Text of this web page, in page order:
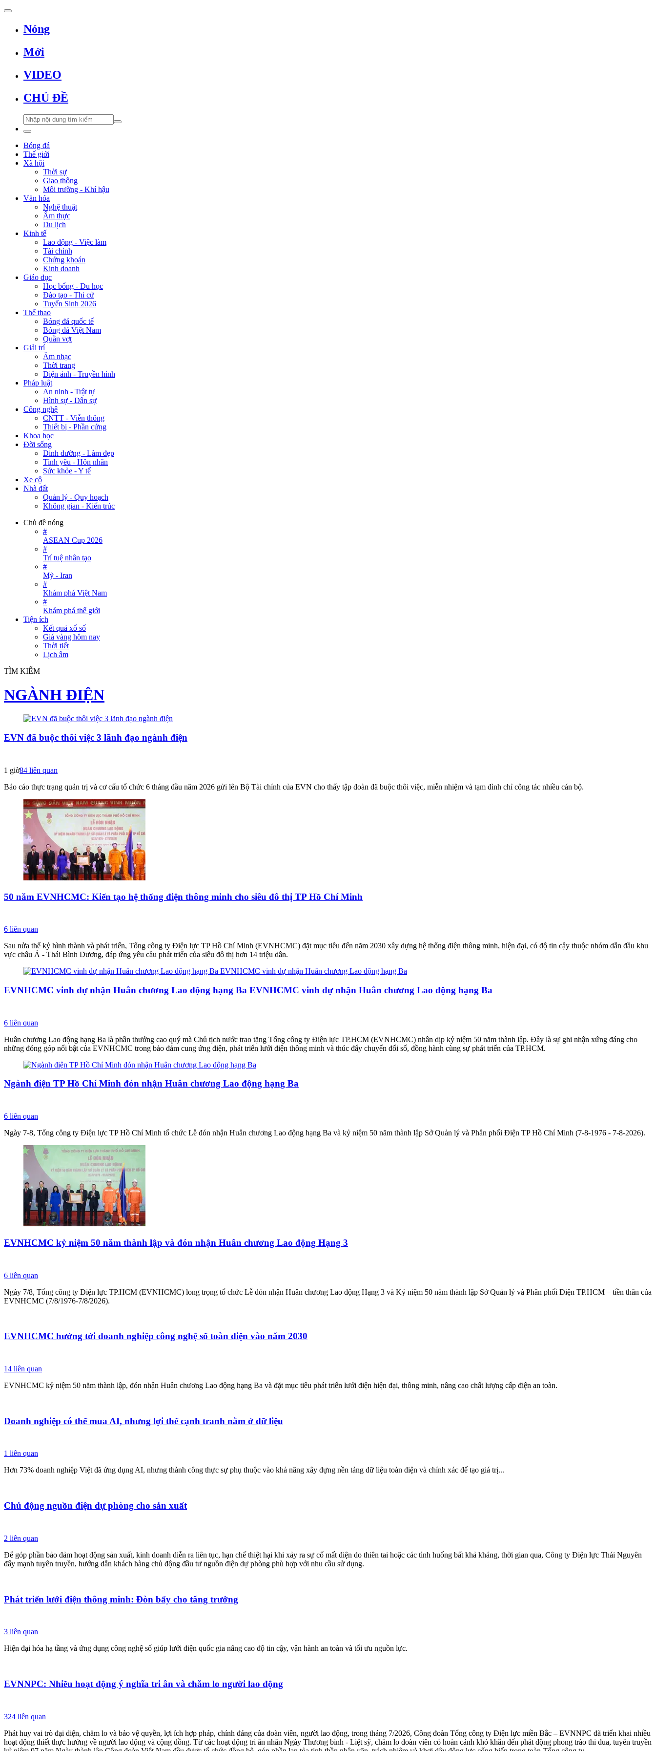
Nóng
Mới
VIDEO
CHỦ ĐỀ
Bóng đá
Thế giới
Xã hội
Thời sự
Giao thông
Môi trường - Khí hậu
Văn hóa
Nghệ thuật
Ẩm thực
Du lịch
Kinh tế
Lao động - Việc làm
Tài chính
Chứng khoán
Kinh doanh
Giáo dục
Học bổng - Du học
Đào tạo - Thi cử
Tuyển Sinh 2026
Thể thao
Bóng đá quốc tế
Bóng đá Việt Nam
Quần vợt
Giải trí
Âm nhạc
Thời trang
Điện ảnh - Truyền hình
Pháp luật
An ninh - Trật tự
Hình sự - Dân sự
Công nghệ
CNTT - Viễn thông
Thiết bị - Phần cứng
Khoa học
Đời sống
Dinh dưỡng - Làm đẹp
Tình yêu - Hôn nhân
Sức khỏe - Y tế
Xe cộ
Nhà đất
Quản lý - Quy hoạch
Không gian - Kiến trúc
Chủ đề nóng
#
ASEAN Cup 2026
#
Trí tuệ nhân tạo
#
Mỹ - Iran
#
Khám phá Việt Nam
#
Khám phá thế giới
Tiện ích
Kết quả xổ số
Giá vàng hôm nay
Thời tiết
Lịch âm
TÌM KIẾM
NGÀNH ĐIỆN
EVN đã buộc thôi việc 3 lãnh đạo ngành điện
1 giờ84 liên quan
Báo cáo thực trạng quản trị và cơ cấu tổ chức 6 tháng đầu năm 2026 gửi lên Bộ Tài chính của EVN cho thấy tập đoàn đã buộc thôi việc, miễn nhiệm và tạm đình chỉ công tác nhiều cán bộ.
50 năm EVNHCMC: Kiến tạo hệ thống điện thông minh cho siêu đô thị TP Hồ Chí Minh
6 liên quan
Sau nửa thế kỷ hình thành và phát triển, Tổng công ty Điện lực TP Hồ Chí Minh (EVNHCMC) đặt mục tiêu đến năm 2030 xây dựng hệ thống điện thông minh, hiện đại, có độ tin cậy thuộc nhóm dẫn đầu khu
vực châu Á - Thái Bình Dương, đáp ứng yêu cầu phát triển của siêu đô thị hơn 14 triệu dân.
EVNHCMC vinh dự nhận Huân chương Lao động hạng Ba EVNHCMC vinh dự nhận Huân chương Lao động hạng Ba
6 liên quan
Huân chương Lao động hạng Ba là phần thưởng cao quý mà Chủ tịch nước trao tặng Tổng công ty Điện lực TP.HCM (EVNHCMC) nhân dịp kỷ niệm 50 năm thành lập. Đây là sự ghi nhận xứng đáng cho
những đóng góp nổi bật của EVNHCMC trong bảo đảm cung ứng điện, phát triển lưới điện thông minh và thúc đẩy chuyển đổi số, đồng hành cùng sự phát triển của TP.HCM.
Ngành điện TP Hồ Chí Minh đón nhận Huân chương Lao động hạng Ba
6 liên quan
Ngày 7-8, Tổng công ty Điện lực TP Hồ Chí Minh tổ chức Lễ đón nhận Huân chương Lao động hạng Ba và kỷ niệm 50 năm thành lập Sở Quản lý và Phân phối Điện TP Hồ Chí Minh (7-8-1976 - 7-8-2026).
EVNHCMC kỷ niệm 50 năm thành lập và đón nhận Huân chương Lao động Hạng 3
6 liên quan
Ngày 7/8, Tổng công ty Điện lực TP.HCM (EVNHCMC) long trọng tổ chức Lễ đón nhận Huân chương Lao động Hạng 3 và Kỷ niệm 50 năm thành lập Sở Quản lý và Phân phối Điện TP.HCM – tiền thân của
EVNHCMC (7/8/1976-7/8/2026).
EVNHCMC hướng tới doanh nghiệp công nghệ số toàn diện vào năm 2030
14 liên quan
EVNHCMC kỷ niệm 50 năm thành lập, đón nhận Huân chương Lao động hạng Ba và đặt mục tiêu phát triển lưới điện hiện đại, thông minh, nâng cao chất lượng cấp điện an toàn.
Doanh nghiệp có thể mua AI, nhưng lợi thế cạnh tranh nằm ở dữ liệu
1 liên quan
Hơn 73% doanh nghiệp Việt đã ứng dụng AI, nhưng thành công thực sự phụ thuộc vào khả năng xây dựng nền tảng dữ liệu toàn diện và chính xác để tạo giá trị...
Chủ động nguồn điện dự phòng cho sản xuất
2 liên quan
Để góp phần bảo đảm hoạt động sản xuất, kinh doanh diễn ra liên tục, hạn chế thiệt hại khi xảy ra sự cố mất điện do thiên tai hoặc các tình huống bất khả kháng, thời gian qua, Công ty Điện lực Thái Nguyên
đẩy mạnh tuyên truyền, hướng dẫn khách hàng chủ động đầu tư nguồn điện dự phòng phù hợp với nhu cầu sử dụng.
Phát triển lưới điện thông minh: Đòn bẩy cho tăng trưởng
3 liên quan
Hiện đại hóa hạ tầng và ứng dụng công nghệ số giúp lưới điện quốc gia nâng cao độ tin cậy, vận hành an toàn và tối ưu nguồn lực.
EVNNPC: Nhiều hoạt động ý nghĩa tri ân và chăm lo người lao động
324 liên quan
Phát huy vai trò đại diện, chăm lo và bảo vệ quyền, lợi ích hợp pháp, chính đáng của đoàn viên, người lao động, trong tháng 7/2026, Công đoàn Tổng công ty Điện lực miền Bắc – EVNNPC đã triển khai nhiều
hoạt động thiết thực hướng về người lao động và cộng đồng. Từ các hoạt động tri ân nhân Ngày Thương binh - Liệt sỹ, chăm lo đoàn viên có hoàn cảnh khó khăn đến phát động phong trào thi đua, tuyên truyền